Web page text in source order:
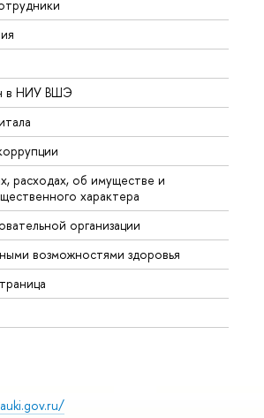
в НИУ ВШЭ
расходах, об имуществе и
характера
организации
возможностями здоровья